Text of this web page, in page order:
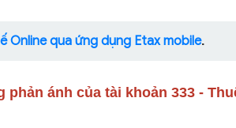
Online qua ứng dụng Etax mobile.
phản ánh của tài khoản 333 -